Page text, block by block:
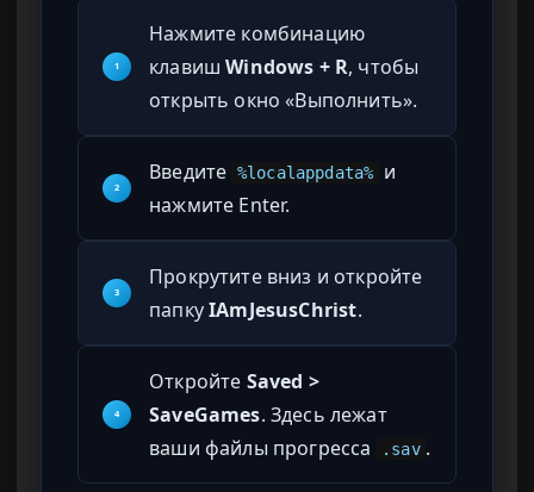
1
Нажмите комбинацию
клавишWindows + R, чтобы
открыть окно «Выполнить».
2
Введите %localappdata%
и
нажмите Enter.
3
Прокрутите вниз и откройте
папкуIAmJesusChrist.
4
Откройте Saved >
SaveGames. Здесь лежат
ваши файлы прогресса
.sav .